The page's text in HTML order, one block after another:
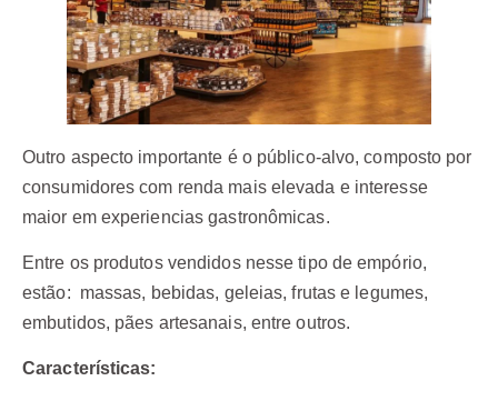
Outro aspecto importante é o público-alvo, composto por
consumidores com renda mais elevada e interesse
maior em experiencias gastronômicas.
Entre os produtos vendidos nesse tipo de empório,
estão: massas, bebidas, geleias, frutas e legumes,
embutidos, pães artesanais, entre outros.
Características: